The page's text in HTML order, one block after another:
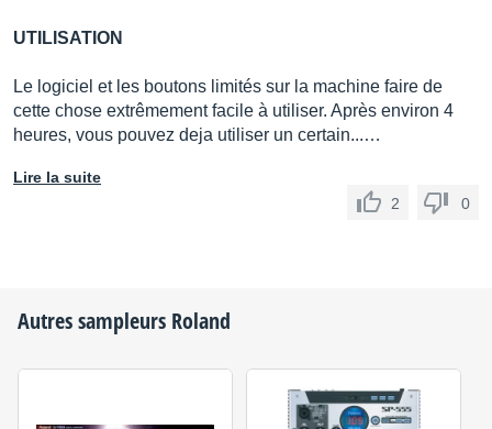
UTILISATION
Le logiciel et les boutons limités sur la machine faire de
cette chose extrêmement facile à utiliser. Après environ 4
heures, vous pouvez deja utiliser un certain...…
Lire la suite
2
0
Autres sampleurs Roland